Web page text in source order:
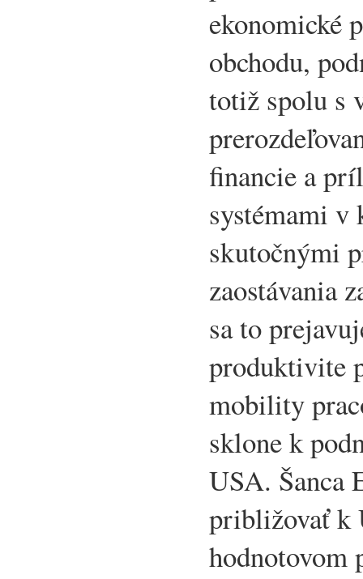
ekonomické
obchodu,
totiž spolu s
financie a
systémami v
skutočnými
zaostávania
sa to
produktivite
mobility
sklone k
USA. Šanca
približovať k
hodnotovom